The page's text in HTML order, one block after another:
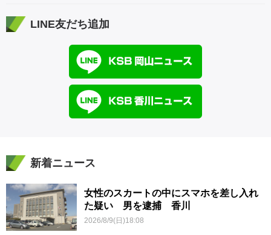
LINE友だち追加
新着ニュース
女性のスカートの中にスマホを差し入れ
た疑い 男を逮捕 香川
2026/8/9(日)18:08